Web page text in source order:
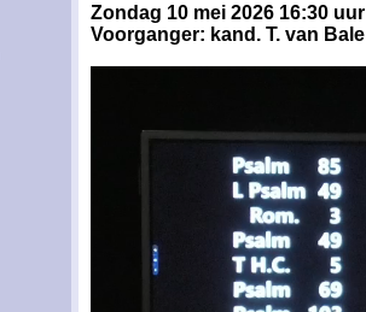
Zondag 10 mei 2026 16:30 uur
Voorganger: kand. T. van Bale